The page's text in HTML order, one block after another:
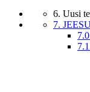
6. Uusi
7.